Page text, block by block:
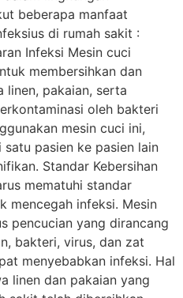
beberapa manfaat
di rumah sakit :
Infeksi Mesin cuci
membersihkan dan
linen, pakaian, serta
oleh bakteri
mesin cuci ini,
pasien ke pasien lain
Standar Kebersihan
mematuhi standar
mencegah infeksi. Mesin
pencucian yang dirancang
bakteri, virus, dan zat
menyebabkan infeksi. Hal
linen dan pakaian yang